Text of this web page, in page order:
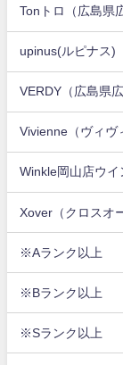
Tonトロ（広島県
upinus(ルピナス)
VERDY（広島県広
Vivienne（ヴィヴ
Winkle岡山店ウイ
Xover（クロスオ
※Aランク以上
※Bランク以上
※Sランク以上